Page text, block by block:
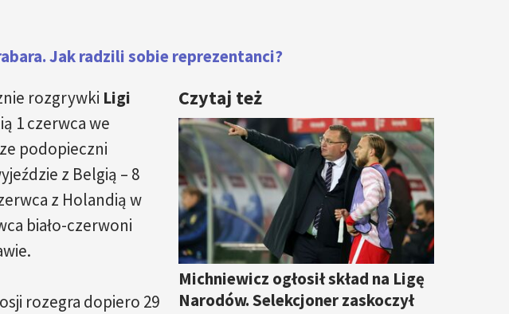
Jak radzili sobie reprezentanci?
Czytaj też
Michniewicz ogłosił skład na Ligę
Narodów. Selekcjoner zaskoczył
rozgrywki Ligi
1 czerwca we
podopieczni
z Belgią – 8
z Holandią w
biało-czerwoni
rozegra dopiero 29